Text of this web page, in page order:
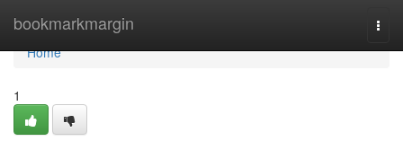
bookmarkmargin
Home
Home
1